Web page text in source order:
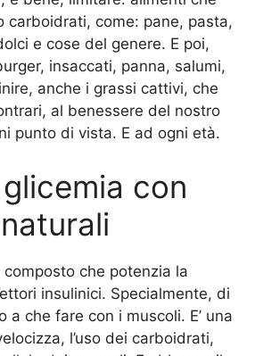
carboidrati, come: pane, pasta,
e cose del genere. E poi,
insaccati, panna, salumi,
anche i grassi cattivi, che
al benessere del nostro
punto di vista. E ad ogni età.
con
che potenzia la
insulinici. Specialmente, di
a che fare con i muscoli. E’ una
l’uso dei carboidrati,